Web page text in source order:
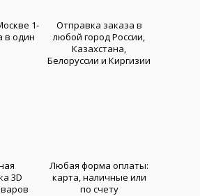
1-
в один
Отправка заказа в
любой город России,
Казахстана,
Белоруссии и Киргизии
3D
Любая форма оплаты:
карта, наличные или
по счету